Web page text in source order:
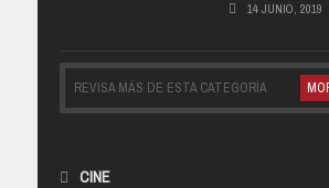
14 JUNIO, 2019
REVISA MÁS DE ESTA CATEGORÍA
CINE